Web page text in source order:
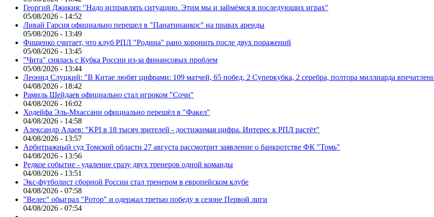
Георгий Джикия: "Надо исправлять ситуацию. Этим мы и займёмся в последующих играх"
05/08/2026 - 14:52
Ливай Гарсия официально перешел в "Панатинаикос" на правах аренды
05/08/2026 - 13:49
Фищенко считает, что клуб РПЛ "Родина" рано хоронить после двух поражений
05/08/2026 - 13:45
"Чита" снялась с Кубка России из-за финансовых проблем
05/08/2026 - 13:44
Леонид Слуцкий: "В Китае любят цифрами: 109 матчей, 65 побед, 2 Суперкубка, 2 серебра, полтора миллиарда
04/08/2026 - 18:42
Рамиль Шейдаев официально стал игроком "Сочи"
04/08/2026 - 16:02
Ходейфа Эль-Мхассани официально перешёл в "Факел"
04/08/2026 - 14:58
Александр Алаев: "KPI в 18 тысяч зрителей - достижимая цифра. Интерес к РПЛ растёт"
04/08/2026 - 13:57
Арбитражный суд Томской области 27 августа рассмотрит заявление о банкротстве ФК "Томь"
04/08/2026 - 13:56
Редкое событие - удаление сразу двух тренеров одной команды
04/08/2026 - 13:51
Экс-футболист сборной России стал тренером в европейском клубе
04/08/2026 - 07:58
"Велес" обыграл "Ротор" и одержал третью победу в сезоне Первой лиги
04/08/2026 - 07:54